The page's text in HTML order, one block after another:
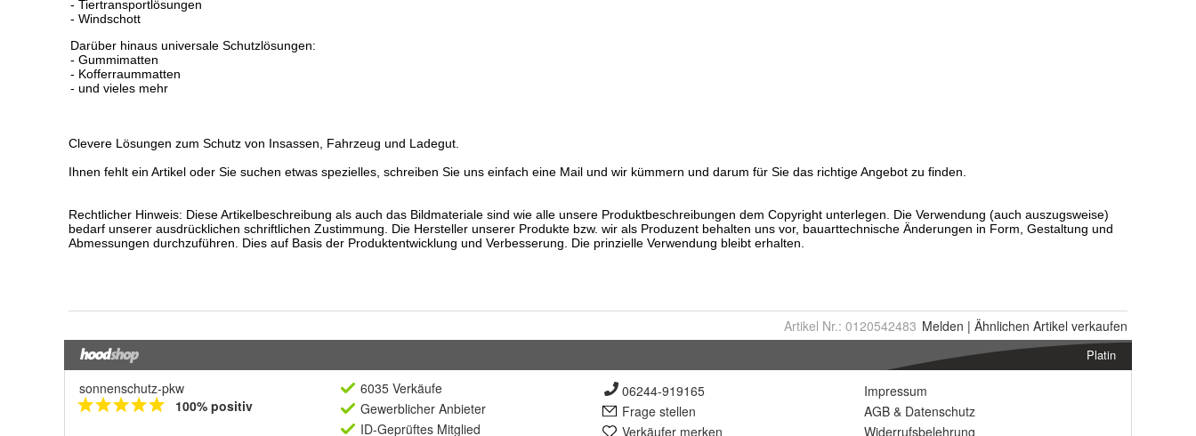
Artikel Nr.: 0120542483 Melden | Ähnlichen Artikel verkaufen
Platin
sonnenschutz-pkw
100% positiv
6035 Verkäufe
Gewerblicher Anbieter
ID-Geprüftes Mitglied
06244-919165
Frage stellen
Verkäufer merken
Impressum
AGB & Datenschutz
Widerrufsbelehrung